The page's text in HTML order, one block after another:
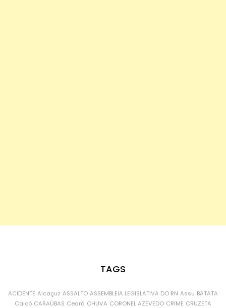
TAGS
ACIDENTE Alcaçuz ASSALTO ASSEMBLEIA LEGISLATIVA DO RN Assu BATATA
Caicó CARAÚBAS Ceará CHUVA CORONEL AZEVEDO CRIME CRUZETA